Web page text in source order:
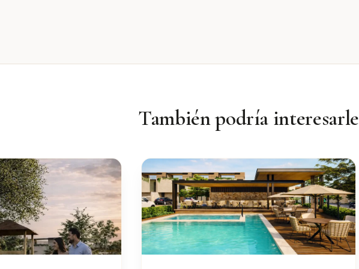
También podría interesarle